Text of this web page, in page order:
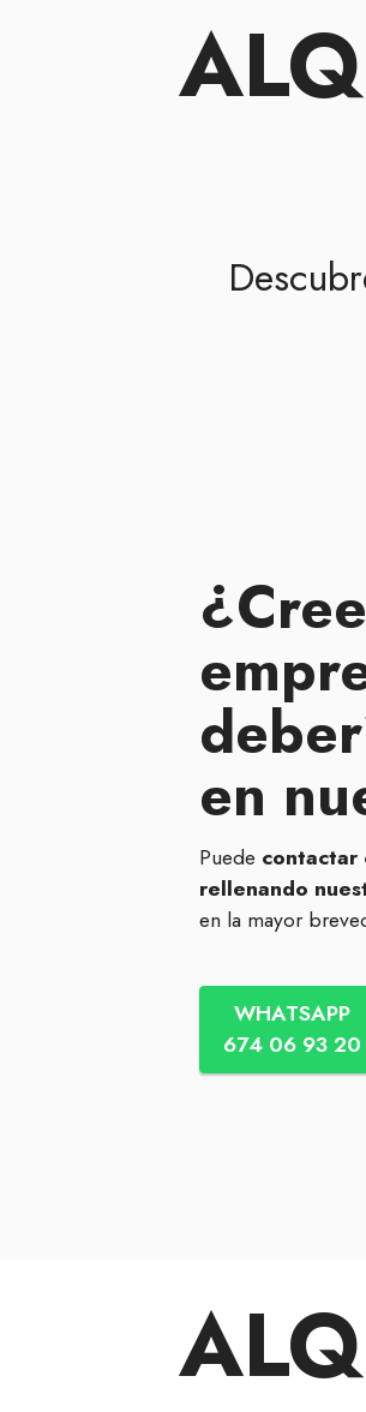
en
Puede contactar
rellenando
en la mayor
WHATSAPP
674 06 93 20